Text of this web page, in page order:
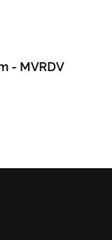
- MVRDV